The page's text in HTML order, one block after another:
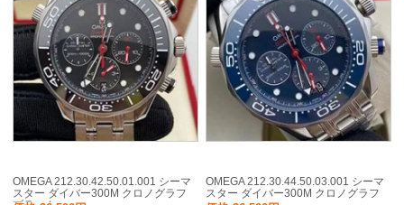
OMEGA 212.30.42.50.01.001 シーマ
スター ダイバー300M クロノグラフ
OMEGA 212.30.44.50.03.001 シーマ
スター ダイバー300M クロノグラフ